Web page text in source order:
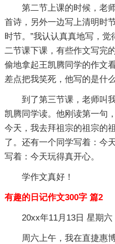
第二节上课的时候，老
首诗，另外一边写上清明时
时节。”我认认真真地写，
二节课下课，有些作文写完
偷地拿起王凯腾同学的作文
差点把我笑死，他写的是什
到了第三节课，老师叫
凯腾同学读。他刚读第一句
今天，我去拜祖宗的祖宗的
了。还有一个同学写着：今
写着：今天玩得真开心。
学作文真好！
有趣的日记作文300字 篇2
20xx年11月13日 星期六
周六上午，我在直捷惠